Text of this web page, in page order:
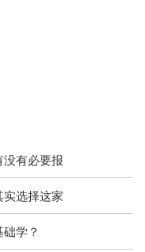
有必要报
选择这家
学？